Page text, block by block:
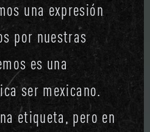
una expresión
por nuestras
es una
ser mexicano.
etiqueta, pero en